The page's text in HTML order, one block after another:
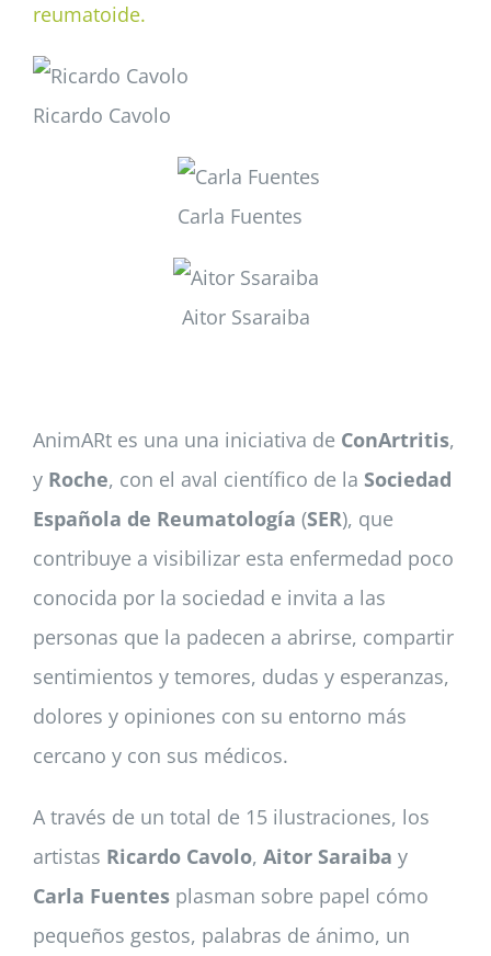
reumatoide.
Ricardo Cavolo
Carla Fuentes
Aitor Ssaraiba
AnimARt es una una iniciativa de ConArtritis,
y Roche, con el aval científico de la Sociedad
Española de Reumatología (SER), que
contribuye a visibilizar esta enfermedad poco
conocida por la sociedad e invita a las
personas que la padecen a abrirse, compartir
sentimientos y temores, dudas y esperanzas,
dolores y opiniones con su entorno más
cercano y con sus médicos.
A través de un total de 15 ilustraciones, los
artistas Ricardo Cavolo, Aitor Saraiba y
Carla Fuentes plasman sobre papel cómo
pequeños gestos, palabras de ánimo, un